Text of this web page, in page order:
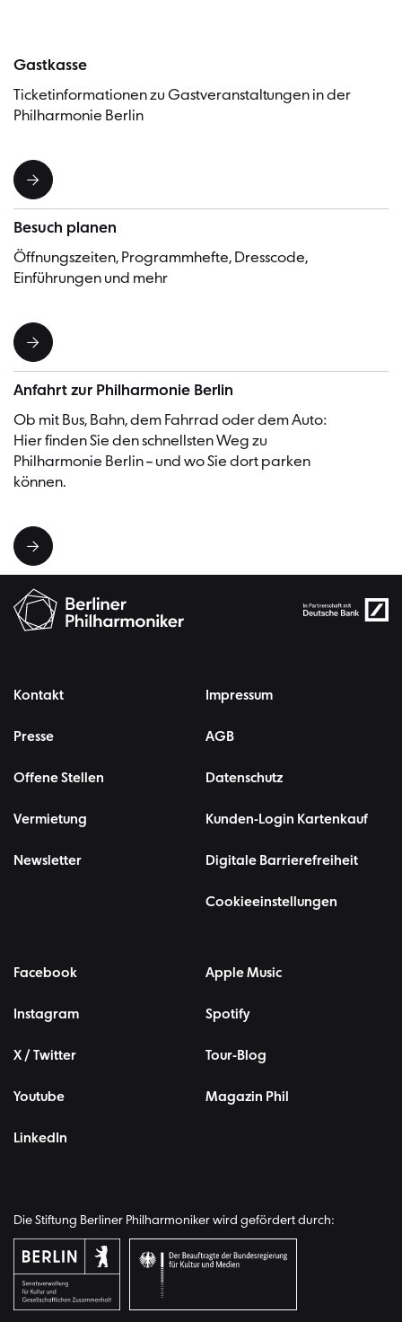
Gastkasse
Ticketinformationen zu Gastveranstaltungen in der
Philharmonie Berlin
Besuch planen
Öffnungszeiten, Programmhefte, Dresscode,
Einführungen und mehr
Anfahrt zur Philharmonie Berlin
Ob mit Bus, Bahn, dem Fahrrad oder dem Auto:
Hier finden Sie den schnellsten Weg zu
Philharmonie Berlin – und wo Sie dort parken
können.
Kontakt
Presse
Offene Stellen
Vermietung
Newsletter
Impressum
AGB
Datenschutz
Kunden-Login Kartenkauf
Digitale Barrierefreiheit
Cookieeinstellungen
Facebook
Instagram
X / Twitter
Youtube
LinkedIn
Apple Music
Spotify
Tour-Blog
Magazin Phil
Die Stiftung Berliner Philharmoniker wird gefördert durch: